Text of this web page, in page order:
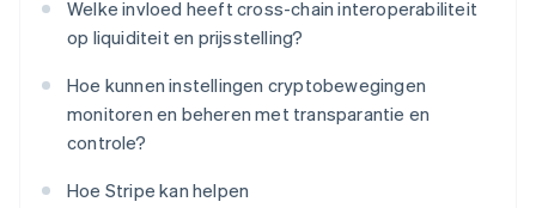
Welke invloed heeft cross-chain interoperabiliteit
op liquiditeit en prijsstelling?
Hoe kunnen instellingen cryptobewegingen
monitoren en beheren met transparantie en
controle?
Hoe Stripe kan helpen